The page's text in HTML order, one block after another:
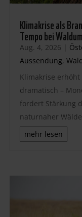
Klimakrise als
Tempo bei
Aug. 4, 2026 |
Aussendung, Wald
Klimakrise
dramatisch –
fordert Stärkung
naturnaher
mehr lesen